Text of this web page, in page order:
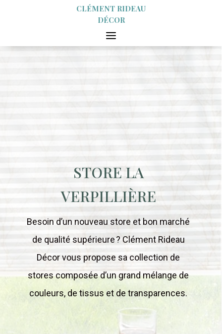
CLÉMENT RIDEAU
DÉCOR
STORE LA
VERPILLIÈRE
Besoin d’un nouveau store et bon marché
de qualité supérieure ? Clément Rideau
Décor vous propose sa collection de
stores composée d’un grand mélange de
couleurs, de tissus et de transparences.